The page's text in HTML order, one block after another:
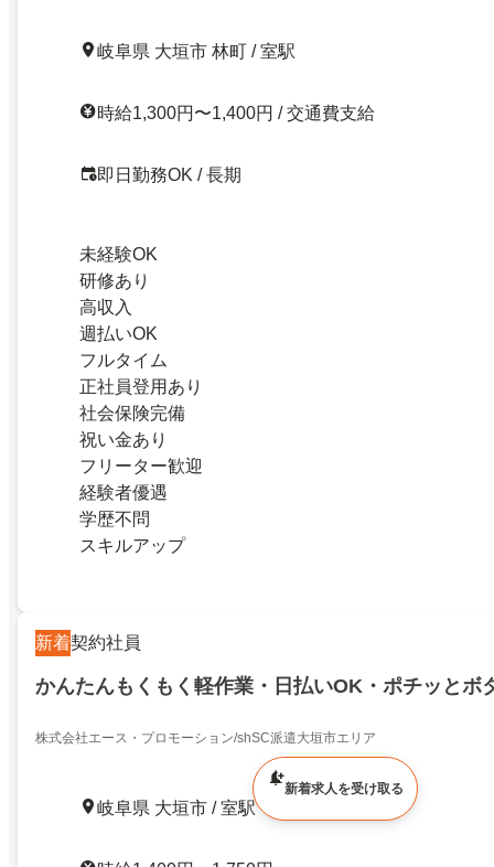
岐阜県 大垣市 林町 / 室駅
時給1,300円〜1,400円 / 交通費支給
即日勤務OK / 長期
未経験OK
研修あり
高収入
週払いOK
フルタイム
正社員登用あり
社会保険完備
祝い金あり
フリーター歓迎
経験者優遇
学歴不問
スキルアップ
新着契約社員
かんたんもくもく軽作業・日払いOK・ポチッとボ
株式会社エース・プロモーション/shSC派遣大垣市エリア
岐阜県 大垣市 / 室駅
新着求人を受け取る